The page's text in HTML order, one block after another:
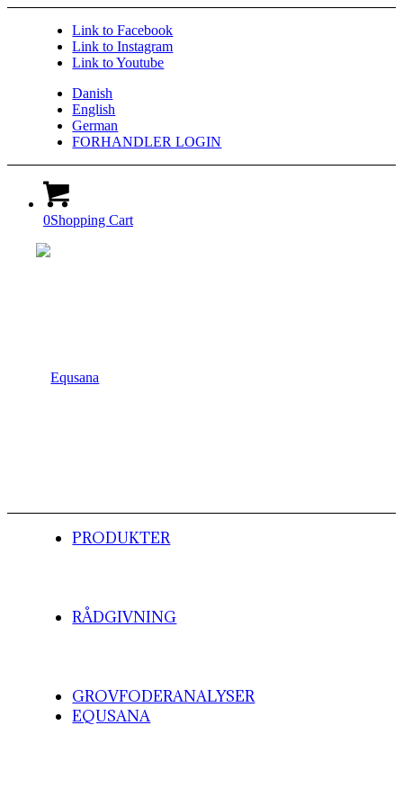
Link to Facebook
Link to Instagram
Link to Youtube
Danish
English
German
FORHANDLER LOGIN
0Shopping Cart
PRODUKTER
RÅDGIVNING
GROVFODERANALYSER
EQUSANA